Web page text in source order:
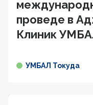
проведе в
Клиник
УМБАЛ Токуда